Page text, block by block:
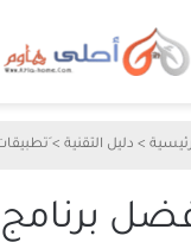
> دليل التقنية >
برنامج